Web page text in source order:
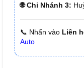
🌐 Chi Nhánh 3:
📞 Nhấn vào Liên
Auto